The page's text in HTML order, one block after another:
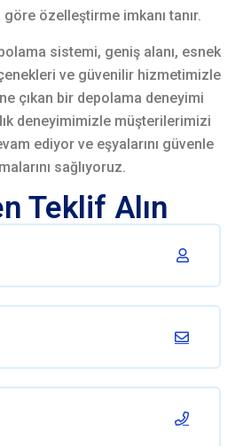
göre özelleştirme imkanı tanır.
sistemi, geniş alanı, esnek
ve güvenilir hizmetimizle
çıkan bir depolama deneyimi
deneyimimizle müşterilerimizi
ediyor ve eşyalarını güvenle
sağlıyoruz.
Teklif Alın